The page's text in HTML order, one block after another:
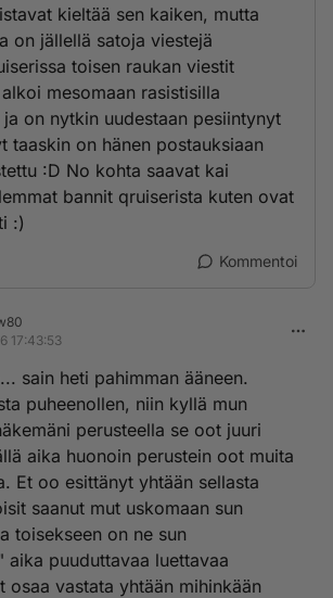
kieltää sen kaiken, mutta
on jällellä satoja viestejä
toisen raukan viestit
mesomaan rasistisilla
on nytkin uudestaan pesiintynyt
taaskin on hänen postauksiaan
:D No kohta saavat kai
bannit qruiserista kuten ovat
:)
Kommentoi
17:43:53
sain heti pahimman ääneen.
puheenollen, niin kyllä mun
perusteella se oot juuri
aika huonoin perustein oot muita
Et oo esittänyt yhtään sellasta
saanut mut uskomaan sun
toisekseen on ne sun
aika puuduttavaa luettavaa
osaa vastata yhtään mihinkään